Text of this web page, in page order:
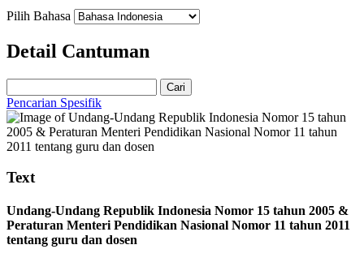
Pilih Bahasa
Detail Cantuman
Cari
Pencarian Spesifik
Text
Undang-Undang Republik Indonesia Nomor 15 tahun 2005 &
Peraturan Menteri Pendidikan Nasional Nomor 11 tahun 2011
tentang guru dan dosen